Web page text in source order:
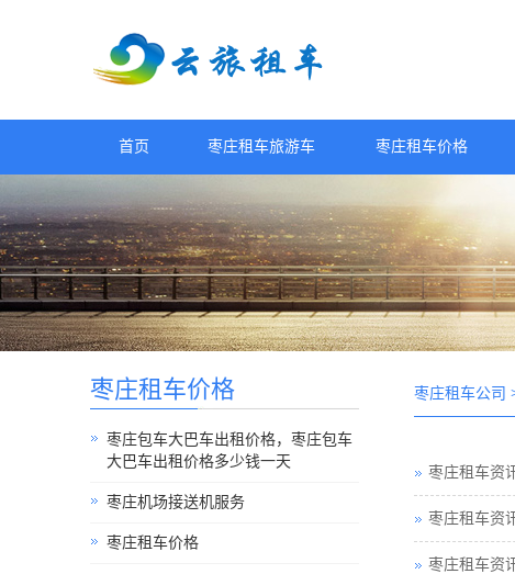
首页 枣庄租车旅游车 枣庄租车价格
枣庄租车价格
枣庄包车大巴车出租价格，枣庄包车
大巴车出租价格多少钱一天
枣庄机场接送机服务
枣庄租车价格
枣庄租车公司
枣庄租车资
枣庄租车资
枣庄租车资